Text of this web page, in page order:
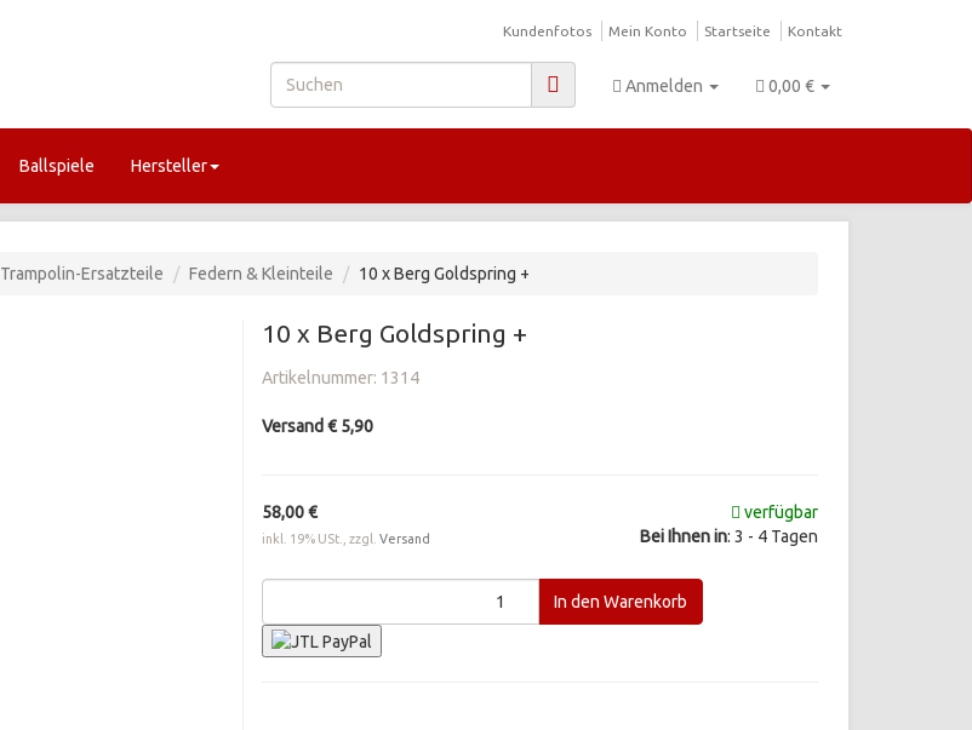
Kundenfotos Mein Konto Startseite Kontakt
Anmelden 0,00 €
Ballspiele Hersteller
Trampolin-Ersatzteile Federn & Kleinteile 10 x Berg Goldspring +
10 x Berg Goldspring +
Artikelnummer: 1314
Versand € 5,90
58,00 €
inkl. 19% USt., zzgl. Versand
verfügbar
Bei Ihnen in: 3 - 4 Tagen
In den Warenkorb